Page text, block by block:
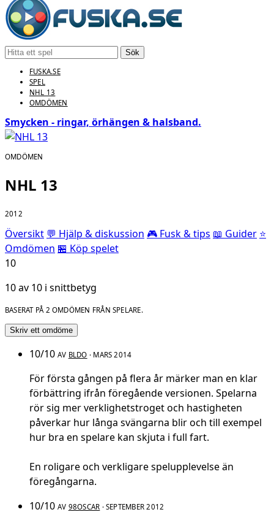
Sök
FUSKA.SE
SPEL
NHL 13
OMDÖMEN
Smycken - ringar, örhängen & halsband.
OMDÖMEN
NHL 13
2012
Översikt 💬 Hjälp & diskussion 🎮 Fusk & tips 📖 Guider ⭐
Omdömen 🏪 Köp spelet
10
10 av 10 i snittbetyg
BASERAT PÅ 2 OMDÖMEN FRÅN SPELARE.
Skriv ett omdöme
10/10 AV BLDO · MARS 2014
För första gången på flera år märker man en klar
förbättring ifrån föregående versionen. Spelarna
rör sig mer verklighetstroget och hastigheten
påverkar hur långa svängarna blir och till exempel
hur bra en spelare kan skjuta i full fart.
En roligare och verkligare spelupplevelse än
föregångarna.
10/10 AV 98OSCAR · SEPTEMBER 2012